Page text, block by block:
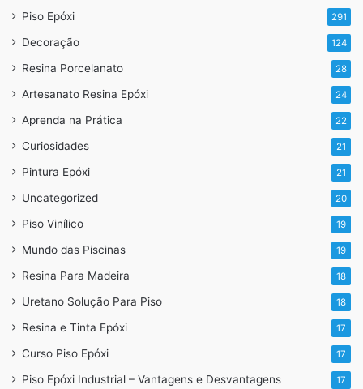
Piso Epóxi 291
Decoração 124
Resina Porcelanato 28
Artesanato Resina Epóxi 24
Aprenda na Prática 22
Curiosidades 21
Pintura Epóxi 21
Uncategorized 20
Piso Vinílico 19
Mundo das Piscinas 19
Resina Para Madeira 18
Uretano Solução Para Piso 18
Resina e Tinta Epóxi 17
Curso Piso Epóxi 17
Piso Epóxi Industrial – Vantagens e Desvantagens 17